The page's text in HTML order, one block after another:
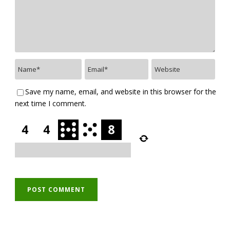
Save my name, email, and website in this browser for the
next time I comment.